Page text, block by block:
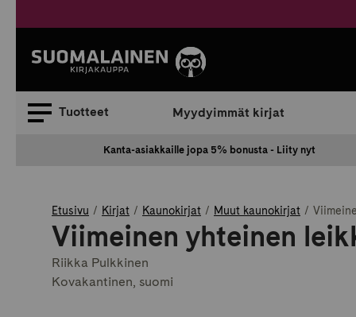
sisältöön
Tuotteet Myydyimmät kirjat
Kanta-asiakkaille jopa 5% bonusta - Liity nyt
Etusivu Kirjat Kaunokirjat Muut kaunokirjat
Viimeinen yhteinen
Riikka Pulkkinen
Kovakantinen, suomi